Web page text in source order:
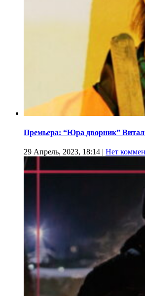
Премьера: “Юра дворник”
29 Апрель, 2023, 18:14 | Нет